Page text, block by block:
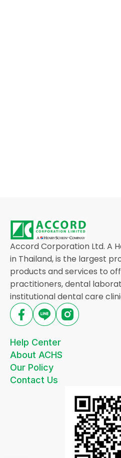
Accord Corporation Ltd. A
in Thailand, is the largest
products and services to
practitioners, dental
institutional dental care
Help Center
About ACHS
Our Policy
Contact Us